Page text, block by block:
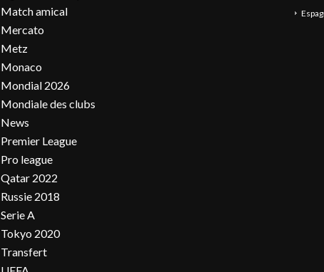
Match amical
Mercato
Metz
Monaco
Mondial 2026
Mondiale des clubs
News
Premier League
Pro league
Qatar 2022
Russie 2018
Serie A
Tokyo 2020
Transfert